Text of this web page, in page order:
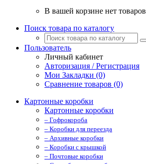
В вашей корзине нет товаров
Поиск товара по каталогу
Пользователь
Личный кабинет
Авторизация / Регистрация
Мои Закладки (0)
Сравнение товаров (0)
Картонные коробки
Картонные коробки
– Гофрокороба
– Коробки для переезда
– Архивные коробки
– Коробки с крышкой
– Почтовые коробки